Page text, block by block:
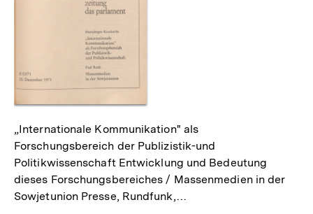
„Internationale Kommunikation" als
Forschungsbereich der Publizistik-und
Politikwissenschaft Entwicklung und Bedeutung
dieses Forschungsbereiches / Massenmedien in der
Sowjetunion Presse, Rundfunk,…